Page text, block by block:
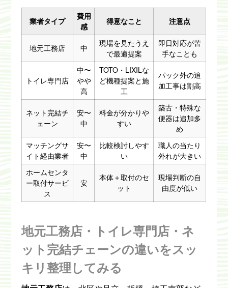
業者タイプ
費用
感
得意なこと 注意点
地元工務店 中
現場を見たうえ
で最適提案
即日対応が苦
手なことも
トイレ専門店
中〜
やや
高
TOTO・LIXILな
ど機種提案と施
工
パック外の追
加工事は割高
ネット完結チ
ェーン
安〜
中
料金が分かりや
すい
築古・特殊な
便器は追加多
め
マッチングサ
イト経由業者
安〜
中
比較検討しやす
い
職人の当たり
外れが大きい
ホームセンタ
ー取付サービ
ス
安
本体＋取付のセ
ット
現場判断の自
由度が低い
地元工務店・トイレ専門店・ネ
ット完結チェーンの違いをスッ
キリ整理してみる